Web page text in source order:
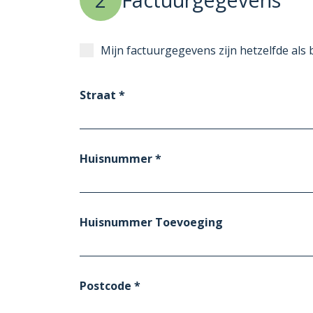
Mijn factuurgegevens zijn hetzelfde als
Straat *
Huisnummer *
Huisnummer Toevoeging
Postcode *